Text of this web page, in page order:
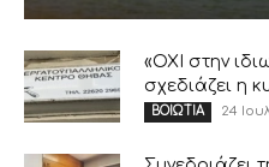
«ΟΧΙ στην
σχεδιάζει η
ΒΟΙΩΤΙΑ 24